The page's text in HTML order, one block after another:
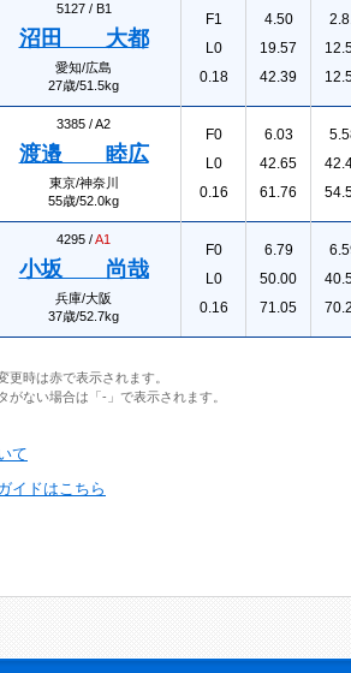
5127 / B1
沼田 大都
愛知/広島
27歳/51.5kg
F1
L0
0.18
4.50
19.57
42.39
3385 /A2
渡邉 睦広
東京/神奈川
55歳/52.0kg
F0
L0
0.16
6.03
42.65
61.76
4295 /A1
小坂 尚哉
兵庫/大阪
37歳/52.7kg
F0
L0
0.16
6.79
50.00
71.05
更時は赤で表示されます。
がない場合は「-」で表示されます。
て
イドはこちら